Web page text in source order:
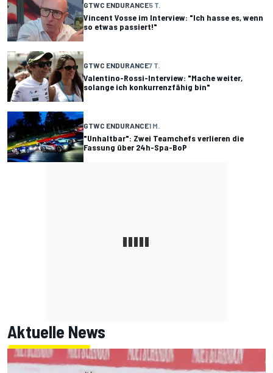
GTWC ENDURANCE5 T.
Vincent Vosse im Interview: "Ich hasse es, wenn
so etwas passiert!"
GTWC ENDURANCE7 T.
Valentino-Rossi-Interview: "Mache weiter,
solange ich konkurrenzfähig bin"
GTWC ENDURANCE1 M.
"Unhaltbar": Zwei Teamchefs verlieren die
Fassung über 24h-Spa-BoP
Aktuelle News